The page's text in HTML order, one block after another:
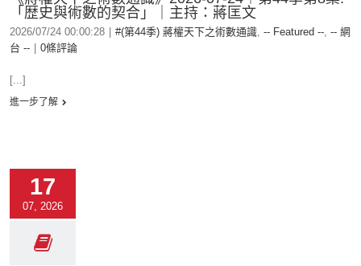
「歴史與術數的契合」｜主持：蔣匡文
2026/07/24 00:00:28 #(第44季) 蔣權天下之術數通識, -- Featured --, -- 網
台 --
0條評論
[...]
進一步了解
17
07, 2026